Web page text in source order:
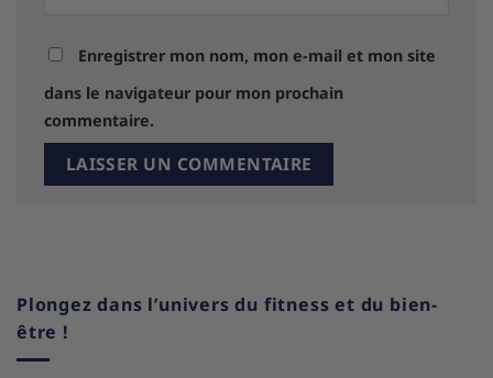
Enregistrer mon nom, mon e-mail et mon site
dans le navigateur pour mon prochain
commentaire.
Plongez dans l’univers du fitness et du bien-
être !